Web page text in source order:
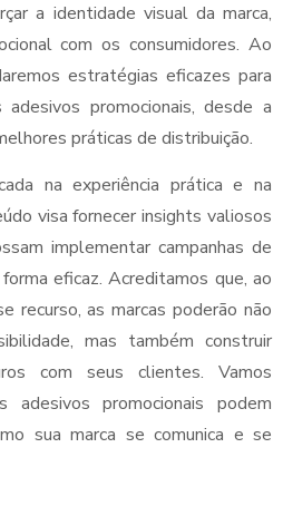
a identidade visual da marca,
com os consumidores. Ao
estratégias eficazes para
promocionais, desde a
práticas de distribuição.
na experiência prática e na
visa fornecer insights valiosos
implementar campanhas de
eficaz. Acreditamos que, ao
recurso, as marcas poderão não
mas também construir
com seus clientes. Vamos
promocionais podem
sua marca se comunica e se